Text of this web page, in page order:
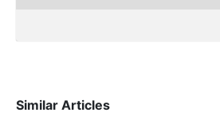
Similar Articles